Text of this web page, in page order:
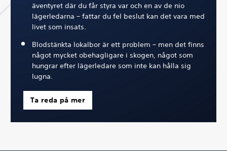
äventyret där du får styra var och en av de nio
lägerledarna – fattar du fel beslut kan det vara med
livet som insats.
Blodstänkta lokalbor är ett problem – men det finns
något mycket obehagligare i skogen, något som
hungrar efter lägerledare som inte kan hålla sig
lugna.
Ta reda på mer